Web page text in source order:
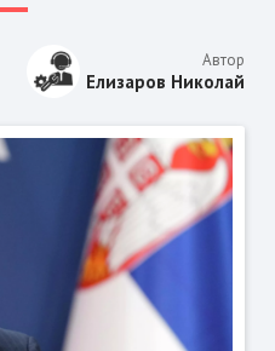
Автор
Елизаров Николай